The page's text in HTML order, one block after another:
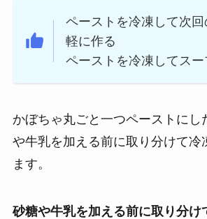
ペーストを冷凍して次
軽に作る
ペーストを冷凍してスー
かぼちゃ丸ごと一つペーストにし
や牛乳を加える前に取り分けて冷
ます。
砂糖や牛乳を加える前に取り分け